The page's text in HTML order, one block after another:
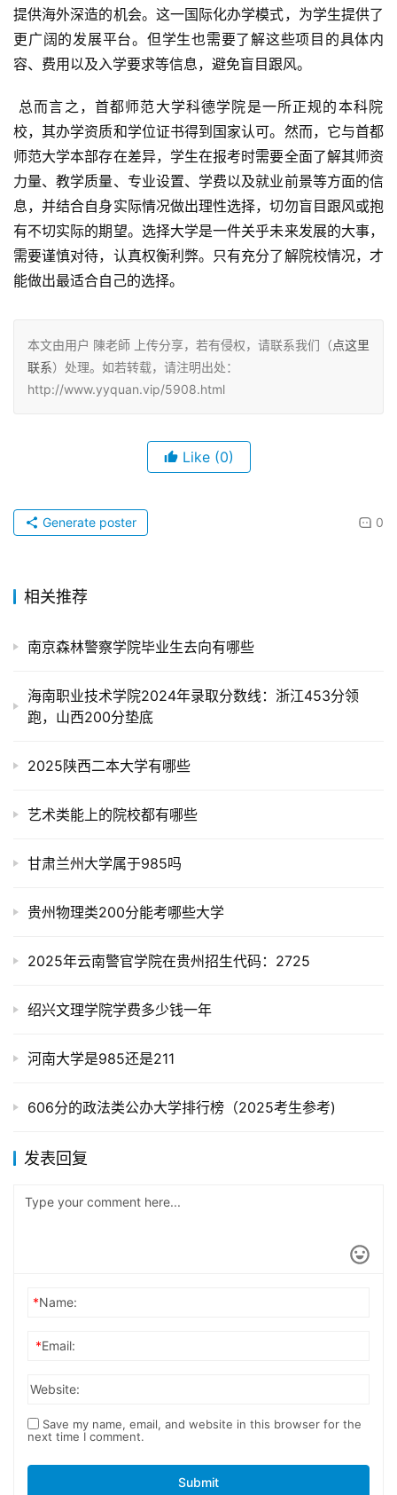
提供海外深造的机会。这一国际化办学模式，为学生提供了
更广阔的发展平台。但学生也需要了解这些项目的具体内
容、费用以及入学要求等信息，避免盲目跟风。
校，其办学资质和学位证书得到国家认可。然而，它与首都
师范大学本部存在差异，学生在报考时需要全面了解其师资
力量、教学质量、专业设置、学费以及就业前景等方面的信
息，并结合自身实际情况做出理性选择，切勿盲目跟风或抱
有不切实际的期望。选择大学是一件关乎未来发展的大事，
需要谨慎对待，认真权衡利弊。只有充分了解院校情况，才
能做出最适合自己的选择。
本文由用户 陳老師 上传分享，若有侵权，请联系我们（点这里
联系）处理。如若转载，请注明出处：
http://www.yyquan.vip/5908.html
Like (0)
0
Generate poster
相关推荐
南京森林警察学院毕业生去向有哪些
海南职业技术学院2024年录取分数线：浙江453分领
跑，山西200分垫底
2025陕西二本大学有哪些
艺术类能上的院校都有哪些
甘肃兰州大学属于985吗
贵州物理类200分能考哪些大学
2025年云南警官学院在贵州招生代码：2725
绍兴文理学院学费多少钱一年
河南大学是985还是211
606分的政法类公办大学排行榜（2025考生参考)
发表回复
*Name:
*Email:
Website:
Save my name, email, and website in this browser for the
next time I comment.
Submit